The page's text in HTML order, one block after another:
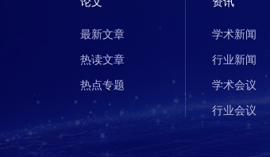
最新文章
热读文章
热点专题
学术新闻
行业新闻
学术会议
行业会议